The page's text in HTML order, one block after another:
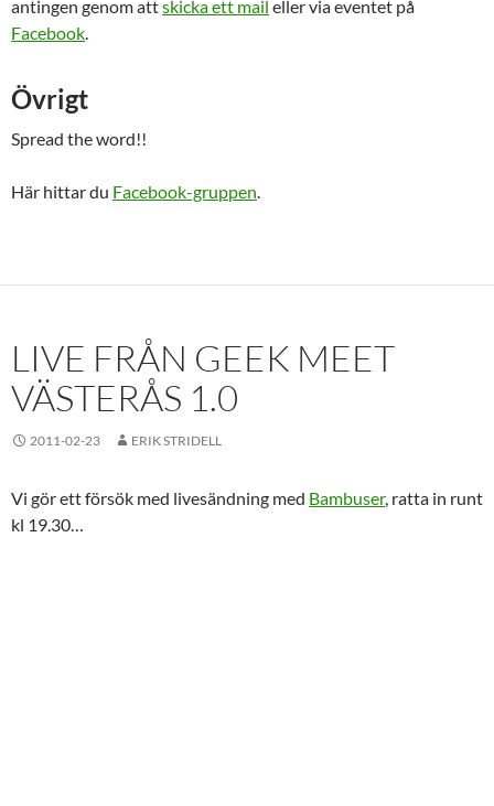
antingen genom attskicka ett mail eller via eventet på
Facebook.
Övrigt
Spread the word!!
Här hittar du Facebook-gruppen.
LIVE FRÅN GEEK MEET
VÄSTERÅS 1.0
2011-02-23 ERIK STRIDELL
Vi gör ett försök med livesändning med Bambuser, ratta in runt
kl 19.30…